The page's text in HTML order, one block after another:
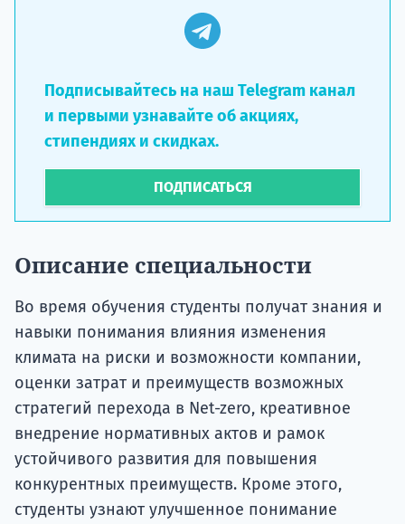
Подписывайтесь на наш Telegram канал
и первыми узнавайте об акциях,
стипендиях и скидках.
ПОДПИСАТЬСЯ
Описание специальности
Во время обучения студенты получат знания и
навыки понимания влияния изменения
климата на риски и возможности компании,
оценки затрат и преимуществ возможных
стратегий перехода в Net-zero, креативное
внедрение нормативных актов и рамок
устойчивого развития для повышения
конкурентных преимуществ. Кроме этого,
студенты узнают улучшенное понимание